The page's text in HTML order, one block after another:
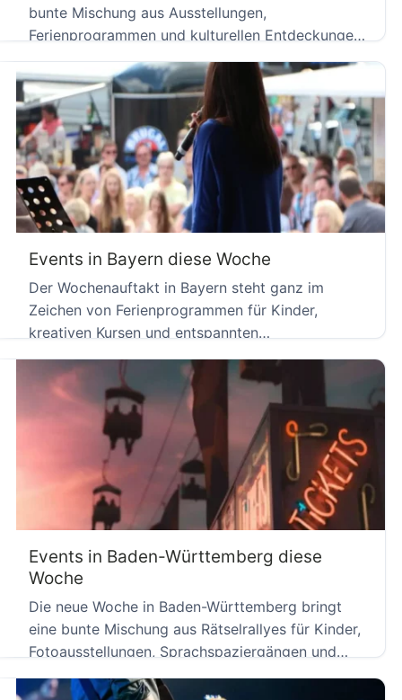
bunte Mischung aus Ausstellungen,
Ferienprogrammen und kulturellen Entdeckungen.
Von der […]
Events in Bayern diese Woche
Der Wochenauftakt in Bayern steht ganz im
Zeichen von Ferienprogrammen für Kinder,
kreativen Kursen und entspannten
Genussabenden. Von […]
Events in Baden-Württemberg diese
Woche
Die neue Woche in Baden-Württemberg bringt
eine bunte Mischung aus Rätselrallyes für Kinder,
Fotoausstellungen, Sprachspaziergängen und
Ausflugszielen mit […]